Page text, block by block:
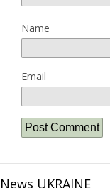
Name
Email
News UKRAINE